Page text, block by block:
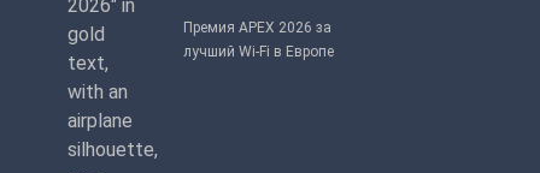
Премия APEX 2026 за
лучший Wi-Fi в Европе